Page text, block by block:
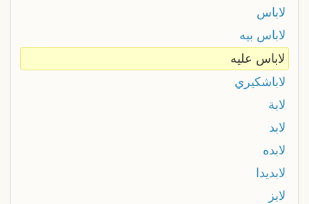
لاباس
لاباس بيه
لاباس عليه
لاباشكيري
لابة
لابد
لابده
لابديدا
لابز